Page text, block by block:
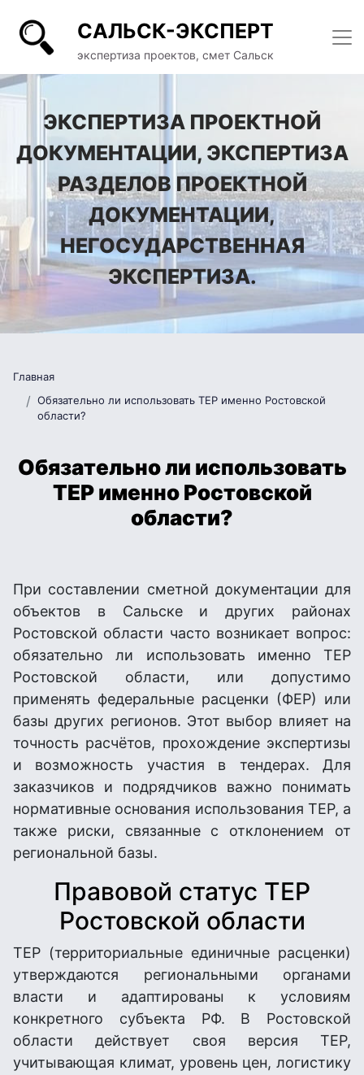
САЛЬСК-ЭКСПЕРТ
экспертиза проектов, смет Сальск
ЭКСПЕРТИЗА ПРОЕКТНОЙ
ДОКУМЕНТАЦИИ, ЭКСПЕРТИЗА
РАЗДЕЛОВ ПРОЕКТНОЙ
ДОКУМЕНТАЦИИ,
НЕГОСУДАРСТВЕННАЯ
ЭКСПЕРТИЗА.
Главная
Обязательно ли использовать ТЕР именно Ростовской
области?
Обязательно ли использовать
ТЕР именно Ростовской
области?
При составлении сметной документации для
объектов в Сальске и других районах
Ростовской области часто возникает вопрос:
обязательно ли использовать именно ТЕР
Ростовской области, или допустимо
применять федеральные расценки (ФЕР) или
базы других регионов. Этот выбор влияет на
точность расчётов, прохождение экспертизы
и возможность участия в тендерах. Для
заказчиков и подрядчиков важно понимать
нормативные основания использования ТЕР, а
также риски, связанные с отклонением от
региональной базы.
Правовой статус ТЕР
Ростовской области
ТЕР (территориальные единичные расценки)
утверждаются региональными органами
власти и адаптированы к условиям
конкретного субъекта РФ. В Ростовской
области действует своя версия ТЕР,
учитывающая климат, уровень цен, логистику